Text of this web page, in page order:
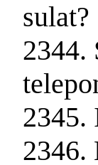
sulat?
2344.
2345.
2346.